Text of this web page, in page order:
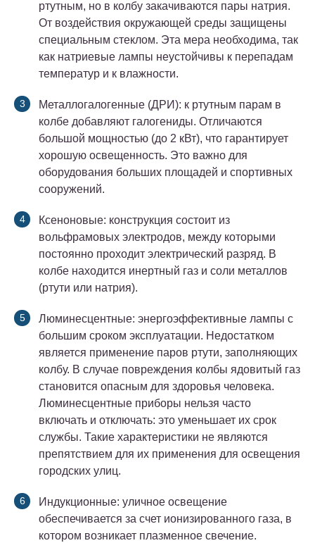
ртутным, но в колбу закачиваются пары натрия.
От воздействия окружающей среды защищены
специальным стеклом. Эта мера необходима, так
как натриевые лампы неустойчивы к перепадам
температур и к влажности.
Металлогалогенные (ДРИ): к ртутным парам в
колбе добавляют галогениды. Отличаются
большой мощностью (до 2 кВт), что гарантирует
хорошую освещенность. Это важно для
оборудования больших площадей и спортивных
сооружений.
Ксеноновые: конструкция состоит из
вольфрамовых электродов, между которыми
постоянно проходит электрический разряд. В
колбе находится инертный газ и соли металлов
(ртути или натрия).
Люминесцентные: энергоэффективные лампы с
большим сроком эксплуатации. Недостатком
является применение паров ртути, заполняющих
колбу. В случае повреждения колбы ядовитый газ
становится опасным для здоровья человека.
Люминесцентные приборы нельзя часто
включать и отключать: это уменьшает их срок
службы. Такие характеристики не являются
препятствием для их применения для освещения
городских улиц.
Индукционные: уличное освещение
обеспечивается за счет ионизированного газа, в
котором возникает плазменное свечение.